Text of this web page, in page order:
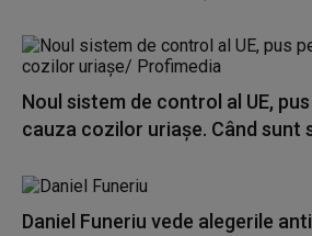
Noul sistem de control al UE,
cauza cozilor uriașe. Când sunt
Daniel Funeriu vede alegerile